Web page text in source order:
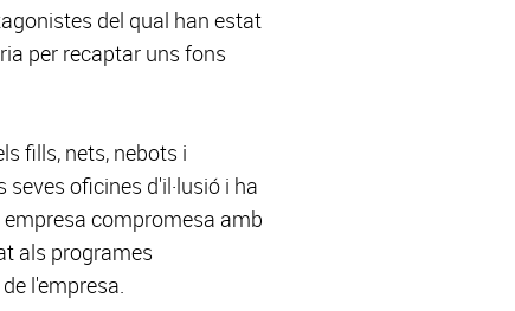
del qual han estat
per recaptar uns fons
fills, nets, nebots i
oficines d'il·lusió i ha
compromesa amb
als programes
l'empresa.